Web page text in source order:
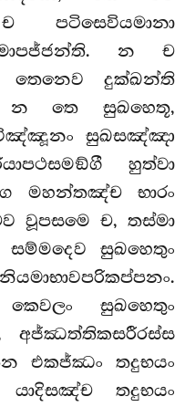
පටිසෙවියමානා
න ච
තෙනෙව දුක්ඛන්ති
න තෙ සුඛහෙතූ,
සුඛසඤ්ඤා
හුත්වා
මහන්තඤ්ච භාරං
වූපසමෙ ච, තස්මා
සුඛහෙතුං
සුඛහෙතුං
අජ්ඣත්තිකසරීරස්ස
එකජ්ඣං තදුභයං
යාදිසඤ්ච තදුභයං